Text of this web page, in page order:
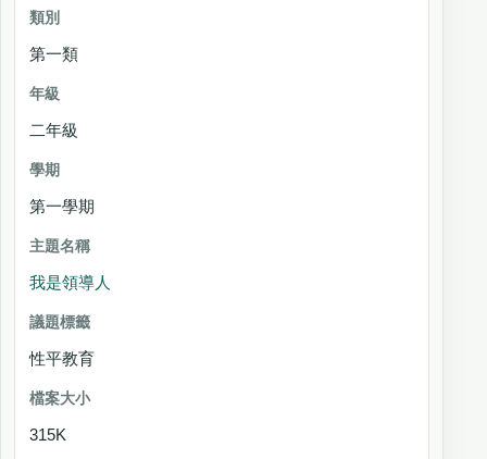
第一類
二年級
第一學期
我是領導人
性平教育
315K